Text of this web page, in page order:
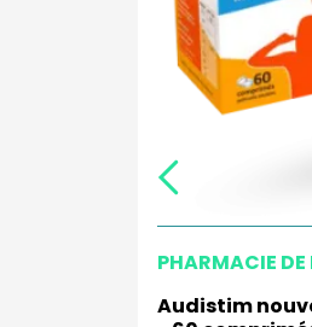
PHARMACIE DE
Audistim